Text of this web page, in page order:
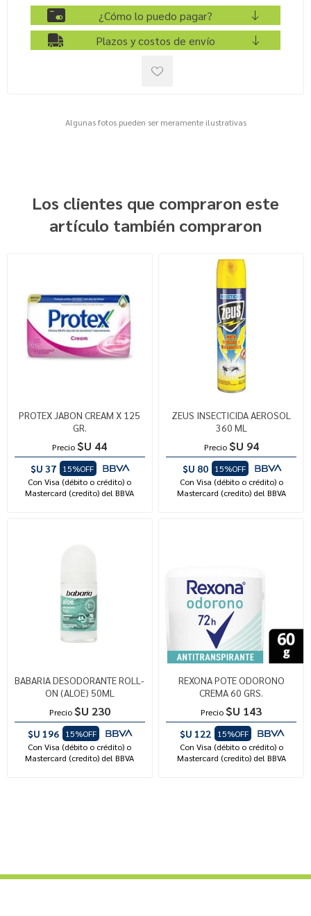
¿Cómo lo puedo pagar?
Plazos y costos de envío
Algunas fotos pueden ser meramente ilustrativas
Los clientes que compraron este
artículo también compraron
PROTEX JABON CREAM X 125
GR.
Precio $U 44
$U 37
15%OFF
Con Visa (débito o crédito) o
Mastercard (credito) del BBVA
ZEUS INSECTICIDA AEROSOL
360 ML
Precio $U 94
$U 80
15%OFF
Con Visa (débito o crédito) o
Mastercard (credito) del BBVA
BABARIA DESODORANTE ROLL-
ON (ALOE) 50ML
Precio $U 230
$U 196
15%OFF
Con Visa (débito o crédito) o
Mastercard (credito) del BBVA
REXONA POTE ODORONO
CREMA 60 GRS.
Precio $U 143
$U 122
15%OFF
Con Visa (débito o crédito) o
Mastercard (credito) del BBVA